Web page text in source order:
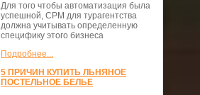
Для того чтобы автоматизация была
успешной, СРМ для турагентства
должна учитывать определенную
специфику этого бизнеса
Подробнее...
5 ПРИЧИН КУПИТЬ ЛЬНЯНОЕ
ПОСТЕЛЬНОЕ БЕЛЬЕ